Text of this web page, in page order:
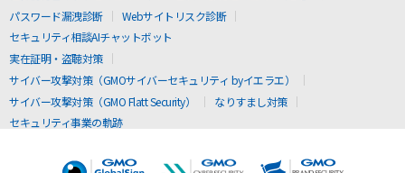
パスワード漏洩診断
Webサイトリスク診断
セキュリティ相談AIチャットボット
実在証明・盗聴対策
サイバー攻撃対策（GMOサイバーセキュリティ byイエラエ）
サイバー攻撃対策（GMO Flatt Security）
なりすまし対策
セキュリティ事業の軌跡